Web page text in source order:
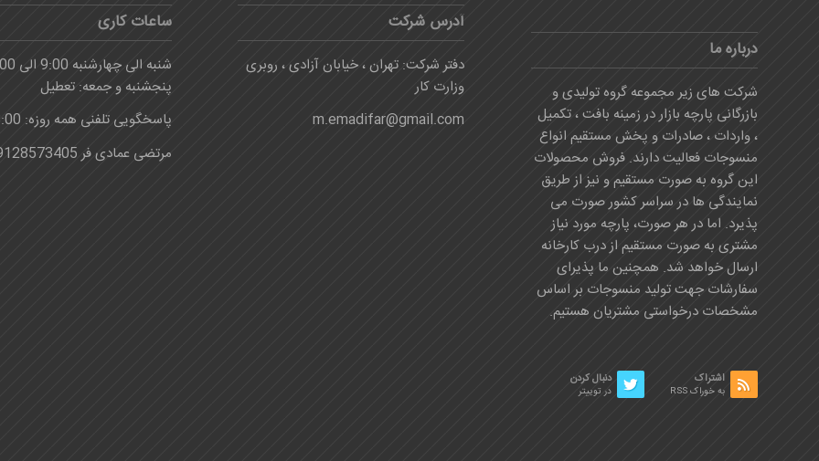
درباره ما
شرکت های زیر مجموعه گروه تولیدی و
بازرگانی پارچه بازار در زمینه بافت ، تکمیل
، واردات ، صادرات و پخش مستقیم انواع
منسوجات فعالیت دارند. فروش محصولات
این گروه به صورت مستقیم و نیز از طریق
نمایندگی ها در سراسر کشور صورت می
پذیرد. اما در هر صورت، پارچه مورد نیاز
مشتری به صورت مستقیم از درب کارخانه
ارسال خواهد شد. همچنین ما پذیرای
سفارشات جهت تولید منسوجات بر اساس
مشخصات درخواستی مشتریان هستیم.
دنبال کردن
در توییتر
اشتراک
به خوراک RSS
آدرس شرکت
دفتر شرکت: تهران ، خیابان آزادی ، روبری
وزارت کار
m.emadifar@gmail.com
ساعات کاری
شنبه الی چهارشنبه 9:00 الی 16:00
پنجشنبه و جمعه: تعطیل
پاسخگویی تلفنی همه روزه: 8:00-24:00
مرتضی عمادی فر 09128573405